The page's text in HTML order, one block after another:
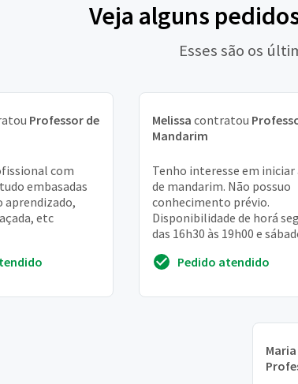
Veja alguns
Esses são os
Professor de
com
embasadas
aprendizado,
etc
Melissa contratou
Mandarim
Tenho interesse em iniciar
de mandarim. Não possuo
conhecimento prévio.
Disponibilidade de horá
das 16h30 às 19h00 e
9h00 às 11h00 rio:
Pedido atendido